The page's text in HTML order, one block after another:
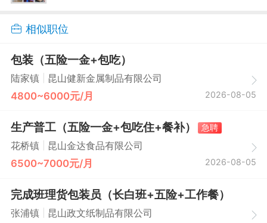
相似职位
包装（五险一金+包吃）
陆家镇 昆山健新金属制品有限公司
4800~6000元/月 2026-08-05
生产普工（五险一金+包吃住+餐补）
急聘
花桥镇
昆山金达食品有限公司
6500~7000元/月 2026-08-05
完成班理货包装员（长白班+五险+工作餐）
张浦镇 昆山政文纸制品有限公司